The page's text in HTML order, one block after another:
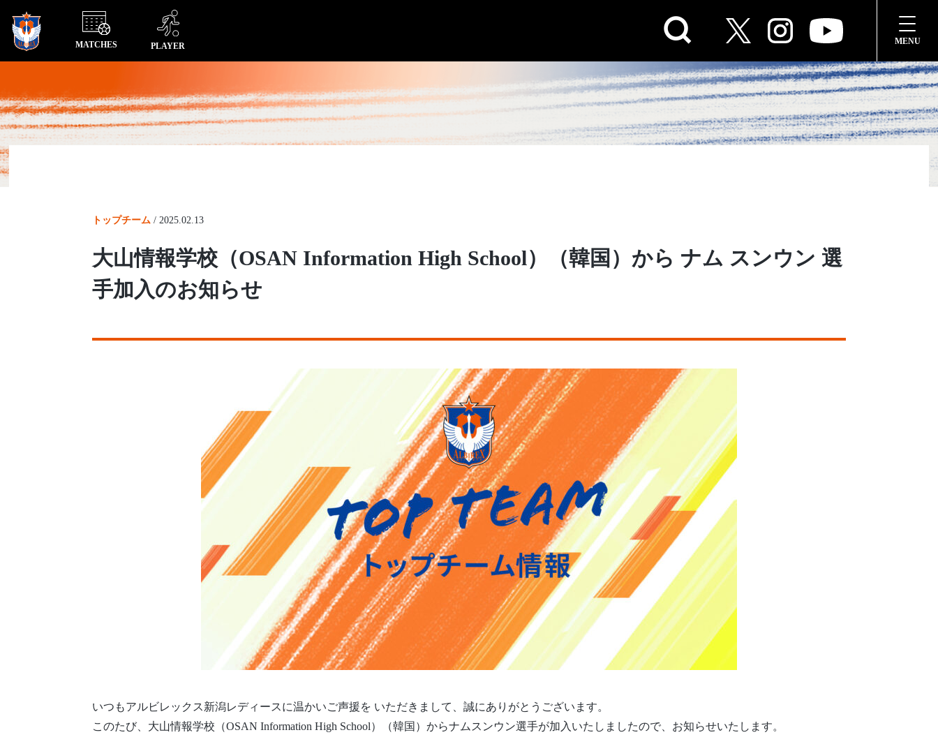
MATCHES PLAYER
トップチーム / 2025.02.13
大山情報学校（OSAN Information High School）（韓国）から ナム スンウン 選
手加入のお知らせ
いつもアルビレックス新潟レディースに温かいご声援を いただきまして、誠にありがとうございます。
このたび、大山情報学校（OSAN Information High School）（韓国）からナムスンウン選手が加入いたしましたので、お知らせいたします。